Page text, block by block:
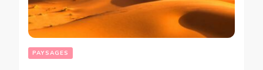
PAYSAGES